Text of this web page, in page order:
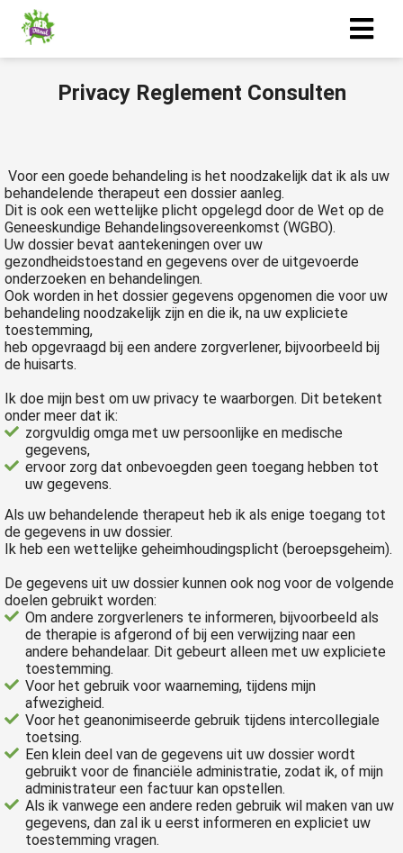
Privacy Reglement Consulten
Voor een goede behandeling is het noodzakelijk dat ik als uw
behandelende therapeut een dossier aanleg.
Dit is ook een wettelijke plicht opgelegd door de Wet op de
Geneeskundige Behandelingsovereenkomst (WGBO).
Uw dossier bevat aantekeningen over uw
gezondheidstoestand en gegevens over de uitgevoerde
onderzoeken en behandelingen.
Ook worden in het dossier gegevens opgenomen die voor uw
behandeling noodzakelijk zijn en die ik, na uw expliciete
toestemming,
heb opgevraagd bij een andere zorgverlener, bijvoorbeeld bij
de huisarts.
Ik doe mijn best om uw privacy te waarborgen. Dit betekent
onder meer dat ik:
zorgvuldig omga met uw persoonlijke en medische
gegevens,
ervoor zorg dat onbevoegden geen toegang hebben tot
uw gegevens.
Als uw behandelende therapeut heb ik als enige toegang tot
de gegevens in uw dossier.
Ik heb een wettelijke geheimhoudingsplicht (beroepsgeheim).
De gegevens uit uw dossier kunnen ook nog voor de volgende
doelen gebruikt worden:
Om andere zorgverleners te informeren, bijvoorbeeld als
de therapie is afgerond of bij een verwijzing naar een
andere behandelaar. Dit gebeurt alleen met uw expliciete
toestemming.
Voor het gebruik voor waarneming, tijdens mijn
afwezigheid.
Voor het geanonimiseerde gebruik tijdens intercollegiale
toetsing.
Een klein deel van de gegevens uit uw dossier wordt
gebruikt voor de financiële administratie, zodat ik, of mijn
administrateur een factuur kan opstellen.
Als ik vanwege een andere reden gebruik wil maken van uw
gegevens, dan zal ik u eerst informeren en expliciet uw
toestemming vragen.
zijn
om
te
Ze
gebruikt
deze
kan de
niet
worden
te
over
van
op
gebruikt
te
de
Hierdoor